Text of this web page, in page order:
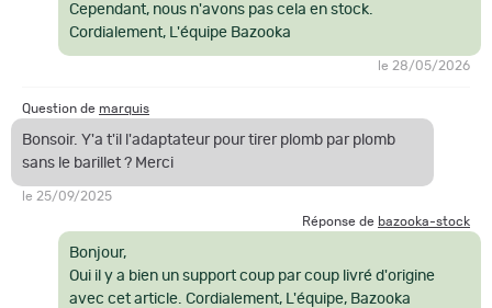
Cependant, nous n'avons pas cela en stock.
Cordialement, L'équipe Bazooka
le 28/05/2026
Question de marquis
Bonsoir. Y'a t'il l'adaptateur pour tirer plomb par plomb
sans le barillet ? Merci
le 25/09/2025
Réponse de bazooka-stock
Bonjour,
Oui il y a bien un support coup par coup livré d'origine
avec cet article. Cordialement, L'équipe, Bazooka